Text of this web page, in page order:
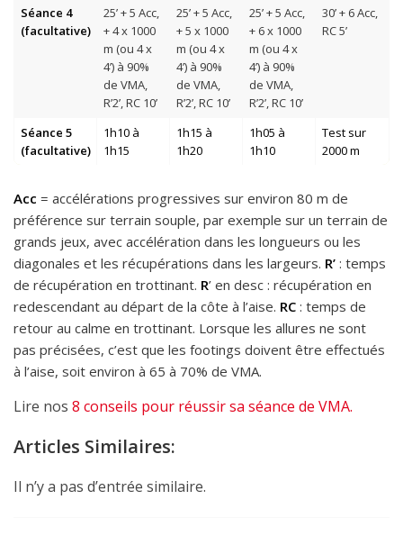
Séance 4
(facultative)
25’ + 5 Acc,
+ 4 x 1000
m (ou 4 x
4’) à 90%
de VMA,
R’2’, RC 10’
25’ + 5 Acc,
+ 5 x 1000
m (ou 4 x
4’) à 90%
de VMA,
R’2’, RC 10’
25’ + 5 Acc,
+ 6 x 1000
m (ou 4 x
4’) à 90%
de VMA,
R’2’, RC 10’
30’ + 6 Acc,
RC 5’
Séance 5
(facultative)
1h10 à
1h15
1h15 à
1h20
1h05 à
1h10
Test sur
2000 m
Acc = accélérations progressives sur environ 80 m de
préférence sur terrain souple, par exemple sur un terrain de
grands jeux, avec accélération dans les longueurs ou les
diagonales et les récupérations dans les largeurs. R’ : temps
de récupération en trottinant. R’ en desc : récupération en
redescendant au départ de la côte à l’aise. RC : temps de
retour au calme en trottinant. Lorsque les allures ne sont
pas précisées, c’est que les footings doivent être effectués
à l’aise, soit environ à 65 à 70% de VMA.
Lire nos 8 conseils pour réussir sa séance de VMA.
Articles Similaires:
Il n’y a pas d’entrée similaire.